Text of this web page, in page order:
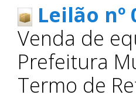
Leilão nº
Venda de
Prefeitura
Termo de